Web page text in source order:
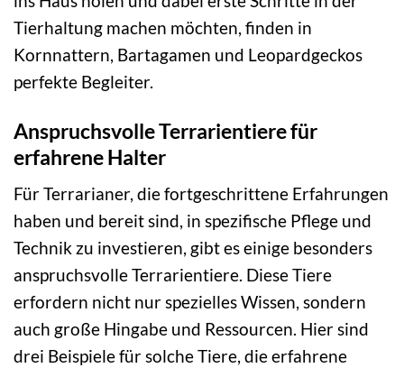
Tierhaltung machen möchten, finden in
Kornnattern, Bartagamen und Leopardgeckos
perfekte Begleiter.
Anspruchsvolle Terrarientiere für
erfahrene Halter
Für Terrarianer, die fortgeschrittene Erfahrungen
haben und bereit sind, in spezifische Pflege und
Technik zu investieren, gibt es einige besonders
anspruchsvolle Terrarientiere. Diese Tiere
erfordern nicht nur spezielles Wissen, sondern
auch große Hingabe und Ressourcen. Hier sind
drei Beispiele für solche Tiere, die erfahrene